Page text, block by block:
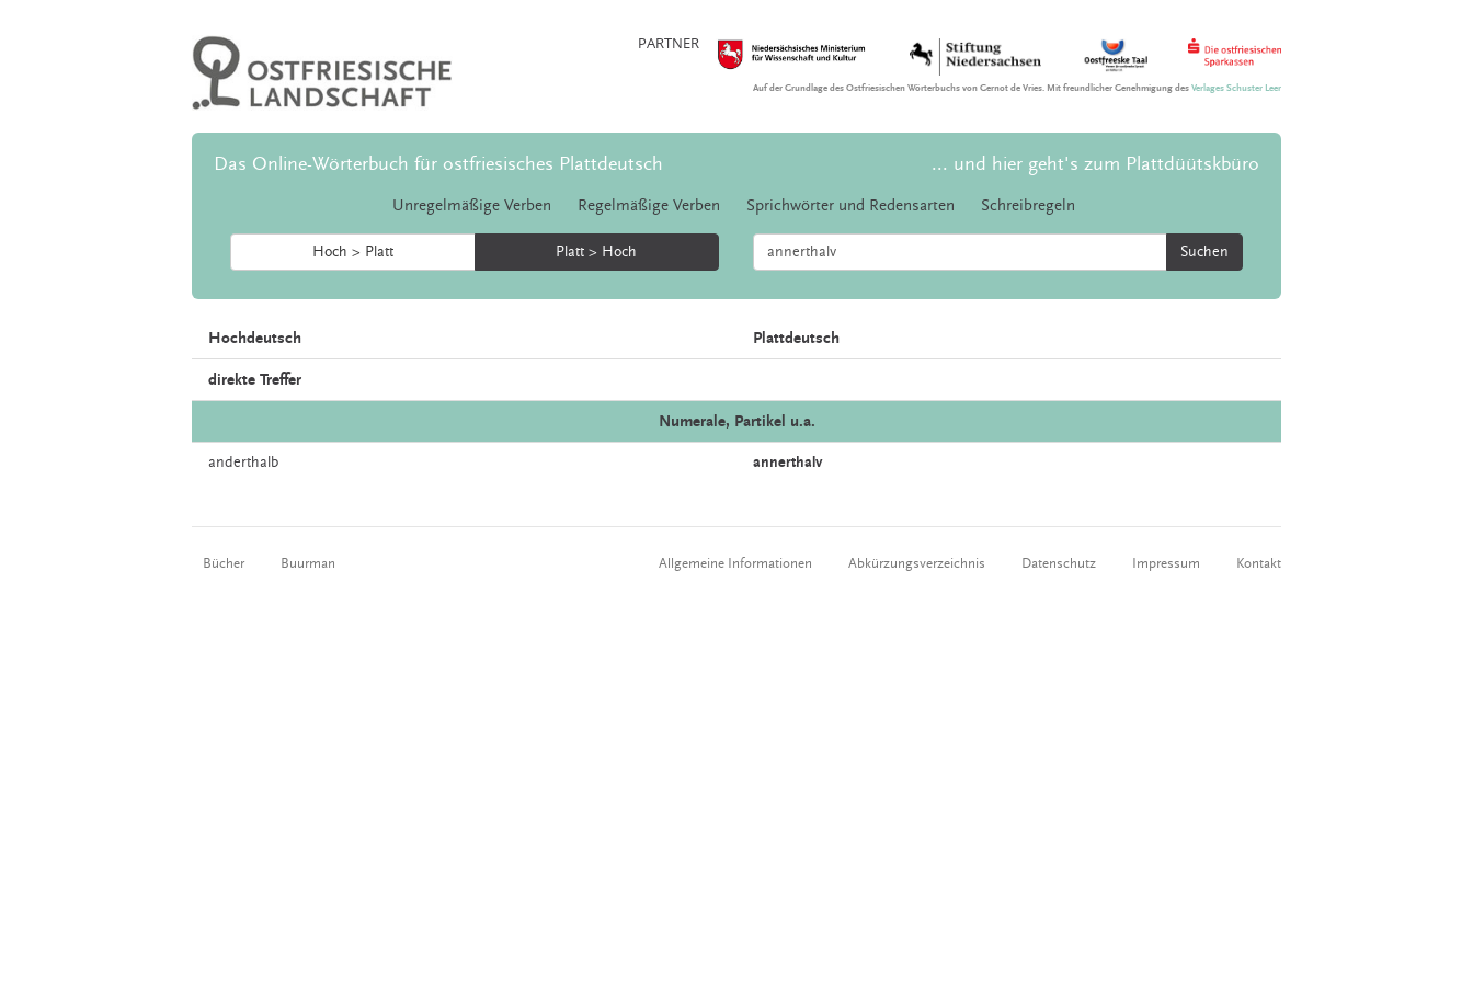
PARTNER
Auf der Grundlage des Ostfriesischen Wörterbuchs von Gernot de Vries. Mit freundlicher Genehmigung desVerlages Schuster Leer
Das Online-Wörterbuch für ostfriesisches Plattdeutsch ... und hier geht's zum Plattdüütskbüro
Unregelmäßige Verben Regelmäßige Verben Sprichwörter und Redensarten Schreibregeln
Hoch > Platt Platt > Hoch Suchen
Hochdeutsch Plattdeutsch
direkte Treffer
Numerale, Partikel u.a.
anderthalb annerthalv
Bücher Buurman Allgemeine Informationen Abkürzungsverzeichnis Datenschutz Impressum Kontakt